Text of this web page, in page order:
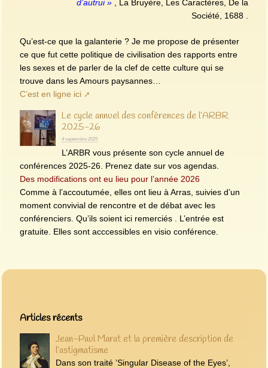
d’autrui »
, La Bruyère, Les Caractères, De la
Société, 1688 .
Qu’est-ce que la galanterie ? Je me propose de présenter
ce que fut cette politique de civilisation des rapports entre
les sexes et de parler de la clef de cette culture qui se
trouve dans les Amours paysannes…
C’est en ligne ici
Le cycle annuel des conférences de l’ARBR
2025-26
4 septembre 2025
L’ARBR vous présente son cycle annuel de
conférences 2025-26. Prenez date sur vos agendas.
Des modifications ont eu lieu pour l’année 2026
Comme à l’accoutumée, elles ont lieu à Arras, suivies d’un
moment convivial de rencontre et de débat avec les
conférenciers. Qu’ils soient ici remerciés . L’entrée est
gratuite. Elles sont acccessibles en visio conférence.
Articles les plus récents
Articles récents
Jean-Paul Marat et la première description de
l’astigmatisme
Dans son traité ’Singular Disease of the Eyes’,